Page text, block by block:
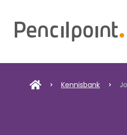
Home
PortfolioKennisbank